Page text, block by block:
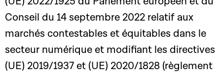
Conseil du 14 septembre 2022 relatif aux
marchés contestables et équitables dans le
secteur numérique et modifiant les directives
(UE) 2019/1937 et (UE) 2020/1828 (règlement